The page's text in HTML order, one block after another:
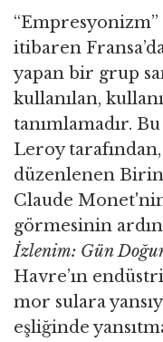
“Empresyonizm”
itibaren
yapan bir grup
kullanılan,
tanımlamadır.
Leroy
düzenlenen
Claude
görmesinin
İzlenim: Gün
Havre’ın
mor sulara
eşliğinde